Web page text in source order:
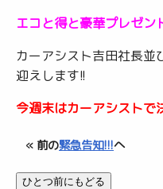
エコと得と豪華プレ
カーアシスト吉田社長並
迎えします!!
今週末はカーアシストで
« 前の緊急告知!!!へ